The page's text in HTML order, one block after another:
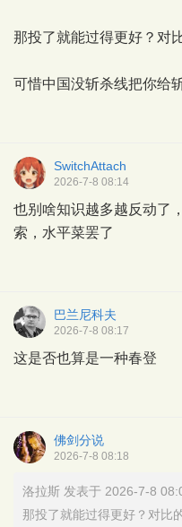
那投了就能过得更好？对
可惜中国没斩杀线把你给
SwitchAttach
2026-7-8 08:14
也别啥知识越多越反动了
索，水平菜罢了
巴兰尼科夫
2026-7-8 08:17
这是否也算是一种春登
佛剑分说
2026-7-8 08:18
洛拉斯 发表于 2026-7-8
那投了就能过得更好？对比